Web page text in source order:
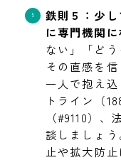
鉄則５：少
に専門機関
ない」「ど
その直感を
一人で抱え
トライン（
（#9110）
談しましょ
止や拡大防止